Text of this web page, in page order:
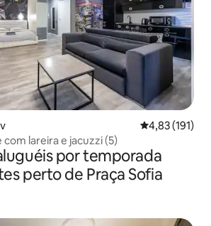
4,83 de uma
4,83 (191)
com lareira e jacuzzi (5)
por temporada
perto de Praça Sofia